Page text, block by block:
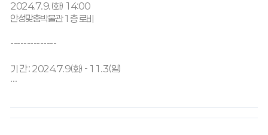
2024.7.9.(화) 14:00
안성맞춤박물관 1층 로비
--------------
기 간 : 2024.7.9(화) - 11.3(일)
안성은 우리나라에...